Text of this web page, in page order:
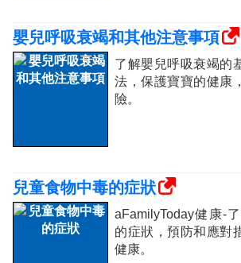
嬰兒呼吸衰竭和其他注意事項
了解嬰兒呼吸衰竭的
法，保護寶寶的健康
險。
兒童食物中毒的症狀
aFamilyToday健康-
的症狀，預防和應對
健康。